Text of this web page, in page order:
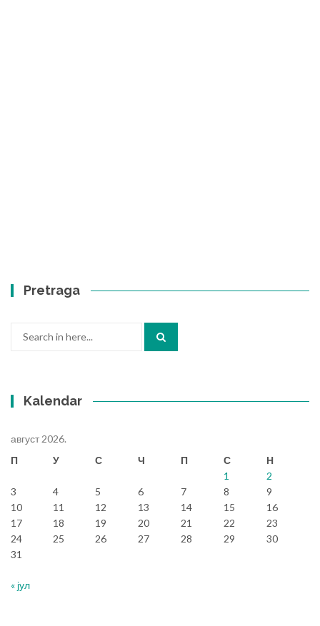
Pretraga
Kalendar
август 2026.
П
У С Ч П С
Н
1
2
3
4 5 6 7 8
9
10
11 12 13 14 15
16
17
18 19 20 21 22
23
24
25 26 27 28 29
30
31
« јул